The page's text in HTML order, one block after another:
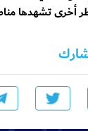
أخرى تشهدها